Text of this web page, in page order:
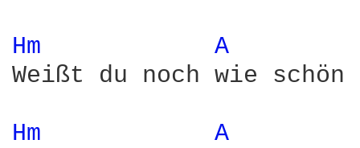
Hm A
Weißt du noch wie schön
Hm A